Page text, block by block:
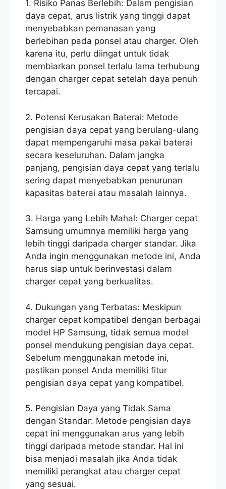
1. Risiko Panas Berlebih: Dalam pengisian
daya cepat, arus listrik yang tinggi dapat
menyebabkan pemanasan yang
berlebihan pada ponsel atau charger. Oleh
karena itu, perlu diingat untuk tidak
membiarkan ponsel terlalu lama terhubung
dengan charger cepat setelah daya penuh
tercapai.
2. Potensi Kerusakan Baterai: Metode
pengisian daya cepat yang berulang-ulang
dapat mempengaruhi masa pakai baterai
secara keseluruhan. Dalam jangka
panjang, pengisian daya cepat yang terlalu
sering dapat menyebabkan penurunan
kapasitas baterai atau masalah lainnya.
3. Harga yang Lebih Mahal: Charger cepat
Samsung umumnya memiliki harga yang
lebih tinggi daripada charger standar. Jika
Anda ingin menggunakan metode ini, Anda
harus siap untuk berinvestasi dalam
charger cepat yang berkualitas.
4. Dukungan yang Terbatas: Meskipun
charger cepat kompatibel dengan berbagai
model HP Samsung, tidak semua model
ponsel mendukung pengisian daya cepat.
Sebelum menggunakan metode ini,
pastikan ponsel Anda memiliki fitur
pengisian daya cepat yang kompatibel.
5. Pengisian Daya yang Tidak Sama
dengan Standar: Metode pengisian daya
cepat ini menggunakan arus yang lebih
tinggi daripada metode standar. Hal ini
bisa menjadi masalah jika Anda tidak
memiliki perangkat atau charger cepat
yang sesuai.